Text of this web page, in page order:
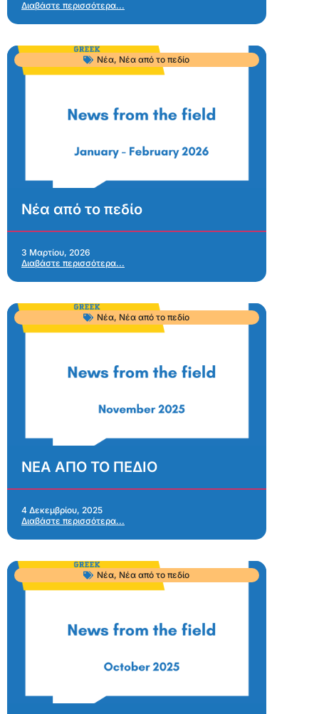
Διαβάστε περισσότερα...
Νέα, Νέα από το πεδίο
Νέα από το πεδίο
3 Μαρτίου, 2026
Διαβάστε περισσότερα...
Νέα, Νέα από το πεδίο
ΝΕΑ ΑΠΟ ΤΟ ΠΕΔΙΟ
4 Δεκεμβρίου, 2025
Διαβάστε περισσότερα...
Νέα, Νέα από το πεδίο